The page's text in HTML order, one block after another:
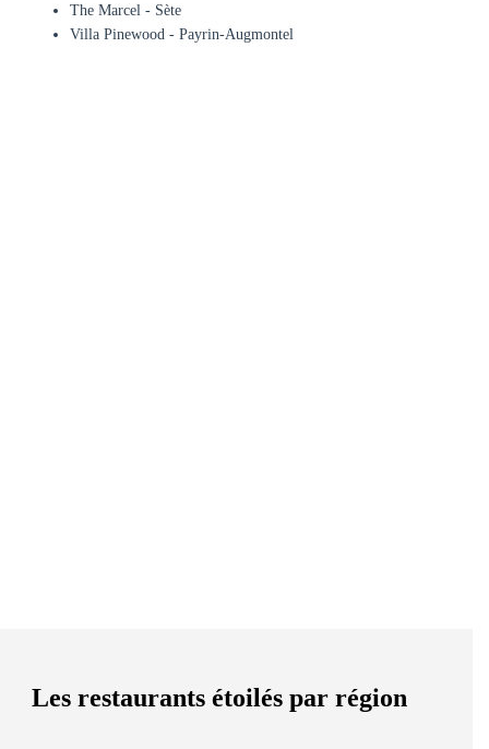
The Marcel - Sète
Villa Pinewood - Payrin-Augmontel
Les restaurants étoilés par région